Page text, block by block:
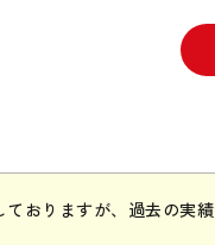
おりますが、過去の実